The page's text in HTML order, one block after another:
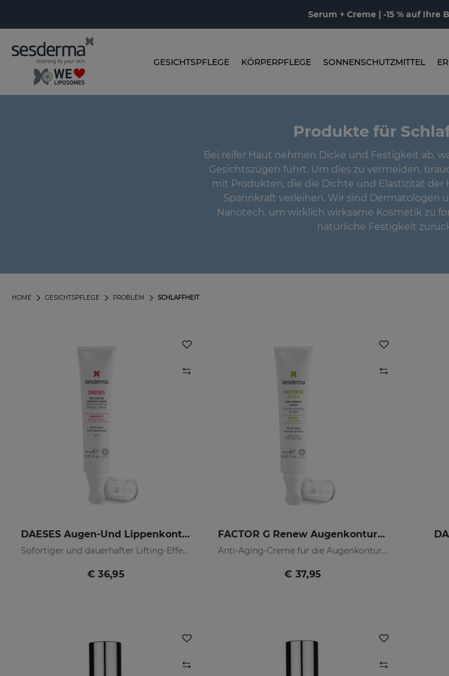
Serum + Creme | -15 % auf Ihre
GESICHTSPFLEGE KÖRPERPFLEGE SONNENSCHUTZMITTEL
Produkte für
Bei reifer Haut nehmen Dicke und Festigkeit ab,
Gesichtszügen führt. Um dies zu vermeiden,
mit Produkten, die die Dichte und Elastizität
Spannkraft verleihen. Wir sind Dermatologen
Nanotech, um wirklich wirksame Kosmetik zu
natürliche Festigkeit
SCHLAFFHEIT
PROBLEM
GESICHTSPFLEGE
HOME
DAESES Augen-Und Lippenkontur
Sofortiger und dauerhafter Lifting-Effekt
€ 36,95
FACTOR G Renew Augenkonturencreme
Anti-Aging-Creme für die Augenkonturen
€ 37,95